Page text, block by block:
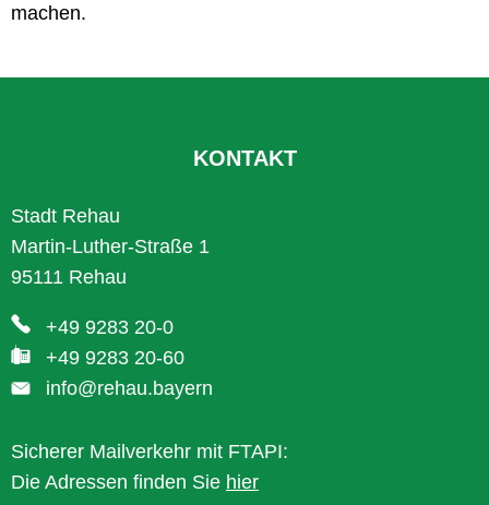
machen.
KONTAKT
Stadt Rehau
Martin-Luther-Straße 1
95111 Rehau
+49 9283 20-0
+49 9283 20-60
info@rehau.bayern
Sicherer Mailverkehr mit FTAPI:
Die Adressen finden Sie hier